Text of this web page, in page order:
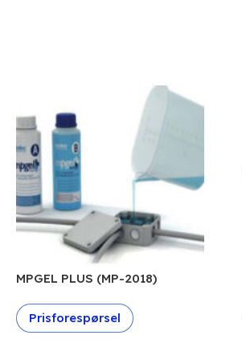
MPGEL PLUS (MP-2018)
Prisforespørsel